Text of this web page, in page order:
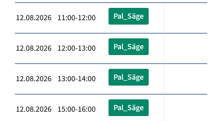
12.08.2026 11:00-12:00 Pal_Säge
12.08.2026 12:00-13:00 Pal_Säge
12.08.2026 13:00-14:00 Pal_Säge
12.08.2026 15:00-16:00 Pal_Säge